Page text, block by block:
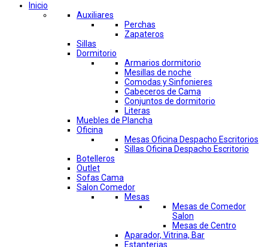
Inicio
Auxiliares
Perchas
Zapateros
Sillas
Dormitorio
Armarios dormitorio
Mesillas de noche
Comodas y Sinfonieres
Cabeceros de Cama
Conjuntos de dormitorio
Literas
Muebles de Plancha
Oficina
Mesas Oficina Despacho Escritorios
Sillas Oficina Despacho Escritorio
Botelleros
Outlet
Sofas Cama
Salon Comedor
Mesas
Mesas de Comedor
Salon
Mesas de Centro
Aparador, Vitrina, Bar
Estanterias